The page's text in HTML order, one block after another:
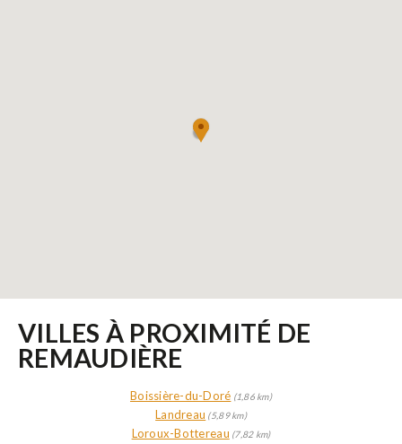
VILLES À PROXIMITÉ DE
REMAUDIÈRE
Boissière-du-Doré (1,86 km)
Landreau (5,89 km)
Loroux-Bottereau (7,82 km)